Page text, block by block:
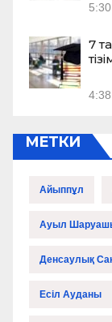
7
МЕТКИ
Айыппұл
Ауыл
Денсаулық
Есіл Ауданы